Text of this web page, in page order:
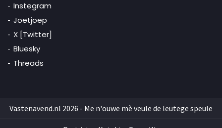
Instegram
Joetjoep
X [Twitter]
Bluesky
Threads
Vastenavend.nl 2026 - Me n'ouwe mè veule de leutege speule